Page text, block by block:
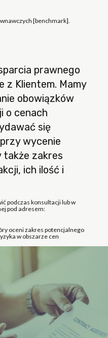
[benchmark].
prawnego
z Klientem. Mamy
obowiązków
o cenach
się
wycenie
także zakres
ich ilość i
podczas konsultacji lub w
pod adresem:
oceni zakres potencjalnego
w obszarze cen